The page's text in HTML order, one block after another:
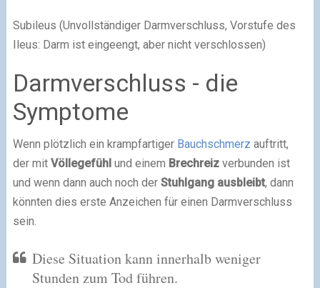
Subileus (Unvollständiger Darmverschluss, Vorstufe des
Ileus: Darm ist eingeengt, aber nicht verschlossen)
Darmverschluss - die
Symptome
Wenn plötzlich ein krampfartiger Bauchschmerz auftritt,
der mit Völlegefühlund einem Brechreizverbunden ist
und wenn dann auch noch der Stuhlgang ausbleibt, dann
könnten dies erste Anzeichen für einen Darmverschluss
sein.
Diese Situation kann innerhalb weniger
Stunden zum Tod führen.